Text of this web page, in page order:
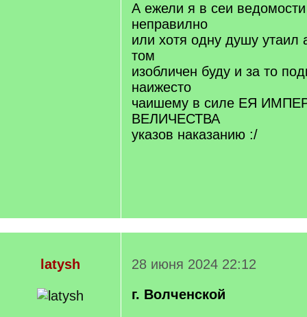
А ежели я в сеи
неправилно
или хотя одну душу утаил
том
изобличен буду и за то
наижесто
чаишему в силе ЕЯ
ВЕЛИЧЕСТВА
указов наказанию :/
latysh
28 июня 2024 22:12
г. Волченской